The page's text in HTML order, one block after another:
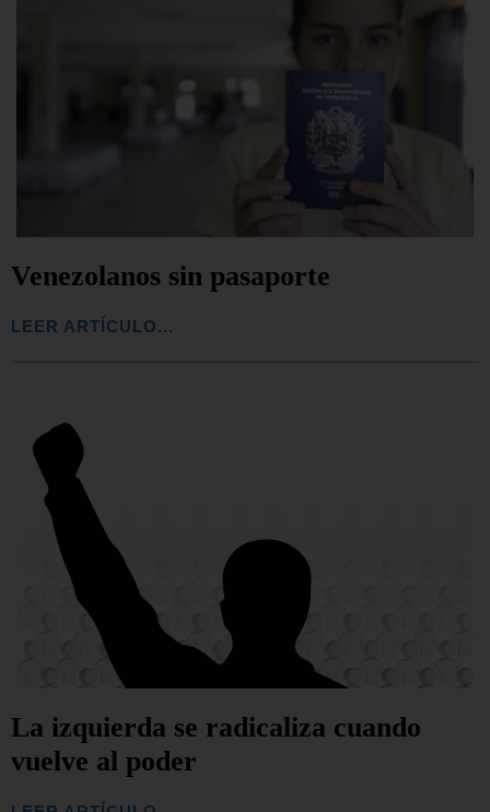
Venezolanos sin pasaporte
LEER ARTÍCULO...
La izquierda se radicaliza cuando
vuelve al poder